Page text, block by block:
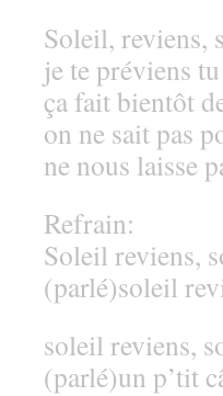
Soleil, reviens,
je te préviens
ça fait bientôt
on ne sait pas
ne nous laisse
Refrain:
Soleil reviens,
(parlé)soleil
soleil reviens,
(parlé)un p’tit